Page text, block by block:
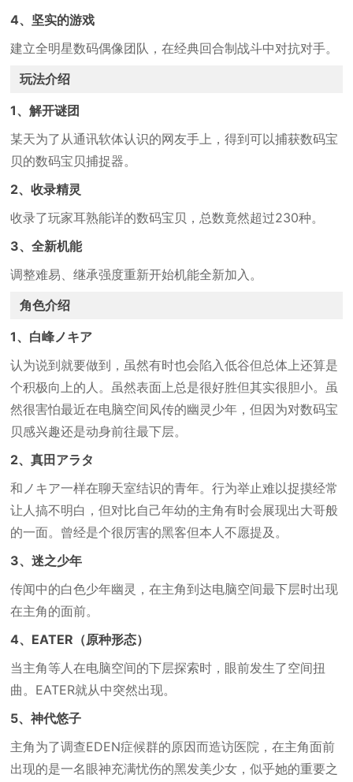
4、坚实的游戏
建立全明星数码偶像团队，在经典回合制战斗中对抗对手。
玩法介绍
1、解开谜团
某天为了从通讯软体认识的网友手上，得到可以捕获数码宝
贝的数码宝贝捕捉器。
2、收录精灵
收录了玩家耳熟能详的数码宝贝，总数竟然超过230种。
3、全新机能
调整难易、继承强度重新开始机能全新加入。
角色介绍
1、白峰ノキア
认为说到就要做到，虽然有时也会陷入低谷但总体上还算是
个积极向上的人。虽然表面上总是很好胜但其实很胆小。虽
然很害怕最近在电脑空间风传的幽灵少年，但因为对数码宝
贝感兴趣还是动身前往最下层。
2、真田アラタ
和ノキア一样在聊天室结识的青年。行为举止难以捉摸经常
让人搞不明白，但对比自己年幼的主角有时会展现出大哥般
的一面。曾经是个很厉害的黑客但本人不愿提及。
3、迷之少年
传闻中的白色少年幽灵，在主角到达电脑空间最下层时出现
在主角的面前。
4、EATER（原种形态）
当主角等人在电脑空间的下层探索时，眼前发生了空间扭
曲。EATER就从中突然出现。
5、神代悠子
主角为了调查EDEN症候群的原因而造访医院，在主角面前
出现的是一名眼神充满忧伤的黑发美少女，似乎她的重要之